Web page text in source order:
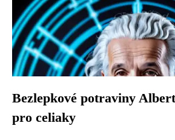
Bezlepkové potraviny
pro celiaky